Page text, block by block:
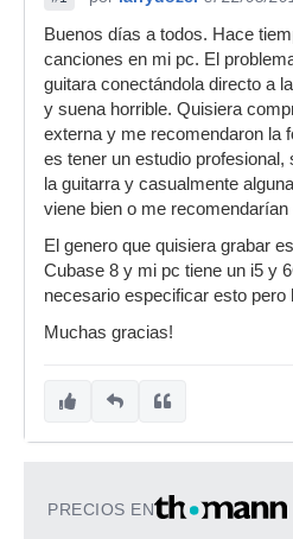
Buenos días a todos. Hace
canciones en mi pc. El
guitara conectándola directo a
y suena horrible. Quisiera
externa y me recomendaron la
es tener un estudio profesional,
la guitarra y casualmente
viene bien o me recomendarían
El genero que quisiera grabar
Cubase 8 y mi pc tiene un i5 y
necesario especificar esto pero
Muchas gracias!
PRECIOS EN